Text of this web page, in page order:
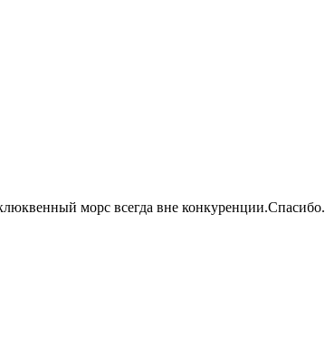
морс всегда вне конкуренции.Спасибо.